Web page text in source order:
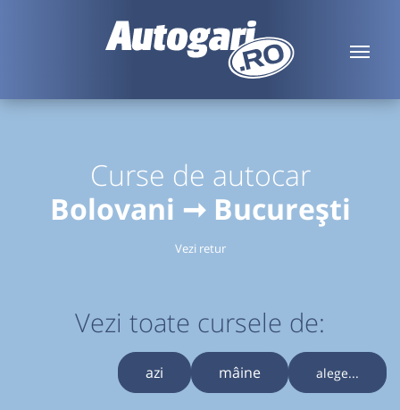
Curse de autocar
Bolovani ➞ București
Vezi retur
Vezi toate cursele de:
azi mâine alege...